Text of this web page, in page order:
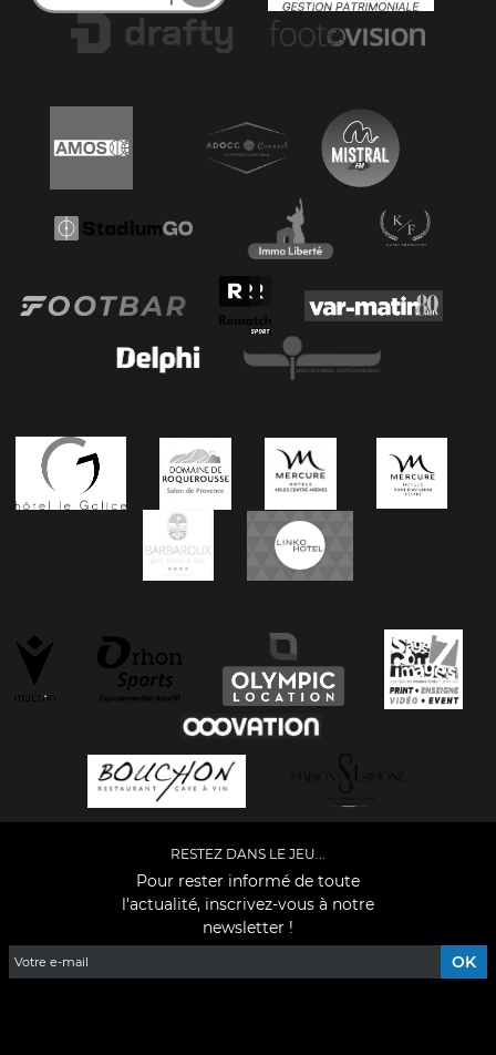
RESTEZ DANS LE JEU...
Pour rester informé de toute
l'actualité, inscrivez-vous à notre
newsletter !